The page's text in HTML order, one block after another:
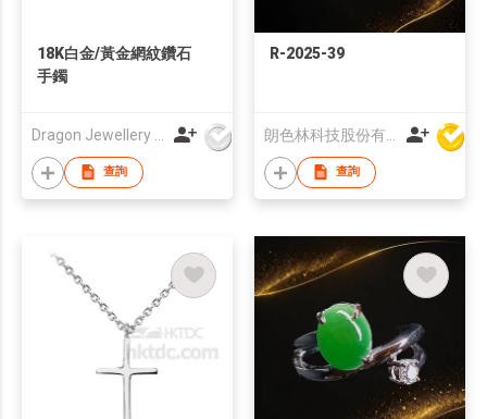
18K白金/黃金網紋鑽石
手鐲
查詢
R-2025-39
查詢